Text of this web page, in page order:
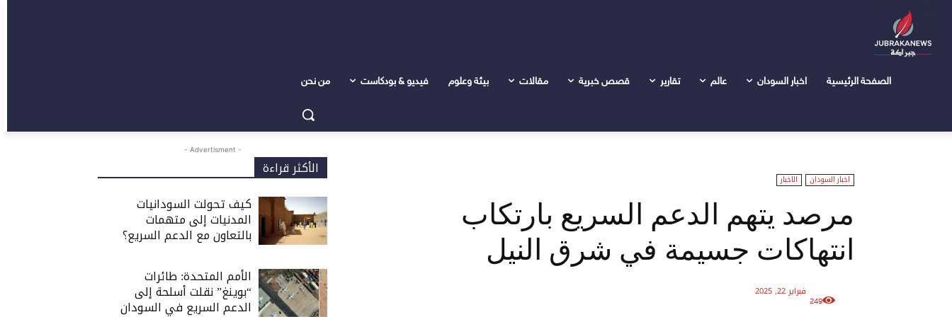
الصفحة الرئيسية اخبار السودان عالم تقارير قصص خبرية مقالات بيئة وعلوم فيديو & بودكاست من نحن
اخبار السودان الاخبار
مرصد يتهم الدعم السريع بارتكاب
انتهاكات جسيمة في شرق النيل
فبراير 22, 2025
249
- Advertisment -
الأكثر قراءة
كيف تحولت السودانيات
المدنيات إلى متهمات
بالتعاون مع الدعم السريع؟
الأمم المتحدة: طائرات
“بوينغ” نقلت أسلحة إلى
الدعم السريع في السودان